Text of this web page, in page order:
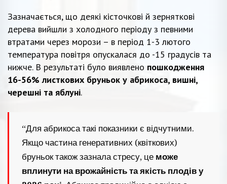
Зазначається, що деякі кісточкові й зерняткові
дерева вийшли з холодного періоду з певними
втратами через морози – в період 1-3 лютого
температура повітря опускалася до -15 градусів та
нижче. В результаті було виявлено пошкодження
16-56% листкових бруньок у абрикоса, вишні,
черешні та яблуні.
“Для абрикоса такі показники є відчутними.
Якщо частина генеративних (квіткових)
бруньок також зазнала стресу, це може
вплинути на врожайність та якість плодів у